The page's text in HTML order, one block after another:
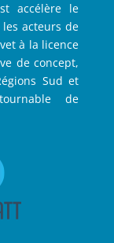
accélère le
acteurs de
à la licence
de concept,
Sud et
de